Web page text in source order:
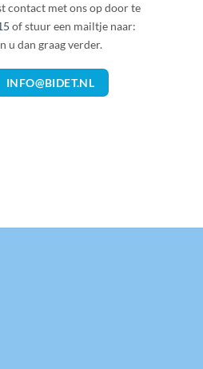
contact met ons op door te
of stuur een mailtje naar:
u dan graag verder.
INFO@BIDET.NL